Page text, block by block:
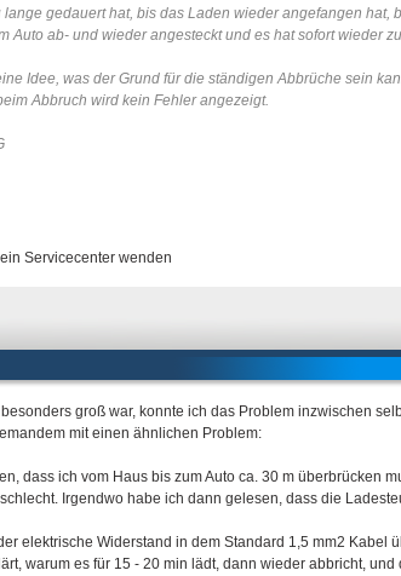
lange gedauert hat, bis das Laden wieder angefangen hat,
Auto ab- und wieder angesteckt und es hat sofort wieder
Idee, was der Grund für die ständigen Abbrüche sein
Abbruch wird kein Fehler angezeigt.
Servicecenter wenden
groß war, konnte ich das Problem inzwischen
mit einen ähnlichen Problem:
dass ich vom Haus bis zum Auto ca. 30 m überbrücken
Irgendwo habe ich dann gelesen, dass die
elektrische Widerstand in dem Standard 1,5 mm2 Kabel
warum es für 15 - 20 min lädt, dann wieder abbricht,